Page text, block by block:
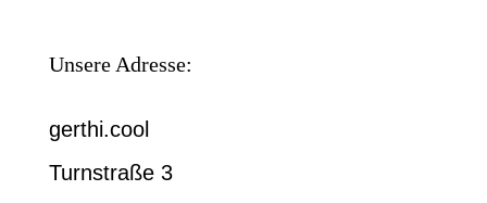
Unsere Adresse:
gerthi.cool
Turnstraße 3